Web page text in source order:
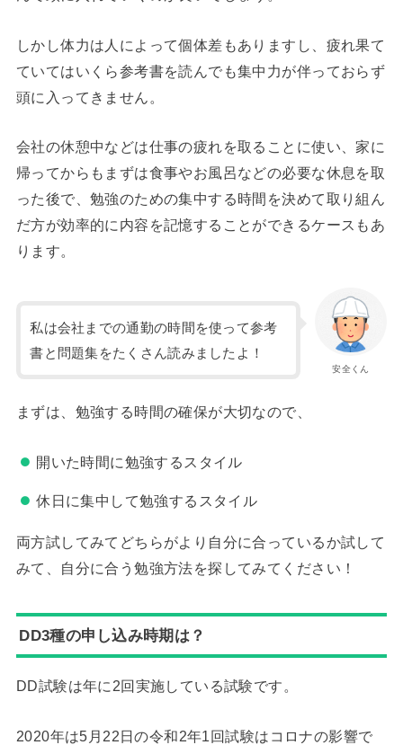
しかし体力は人によって個体差もありますし、疲れ果て
ていてはいくら参考書を読んでも集中力が伴っておらず
頭に入ってきません。
会社の休憩中などは仕事の疲れを取ることに使い、家に
帰ってからもまずは食事やお風呂などの必要な休息を取
った後で、勉強のための集中する時間を決めて取り組ん
だ方が効率的に内容を記憶することができるケースもあ
ります。
安全くん
私は会社までの通勤の時間を使って参考
書と問題集をたくさん読みましたよ！
まずは、勉強する時間の確保が大切なので、
開いた時間に勉強するスタイル
休日に集中して勉強するスタイル
両方試してみてどちらがより自分に合っているか試して
みて、自分に合う勉強方法を探してみてください！
DD3種の申し込み時期は？
DD試験は年に2回実施している試験です。
2020年は5月22日の令和2年1回試験はコロナの影響で